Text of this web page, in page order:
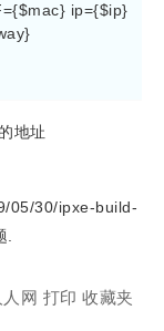
ip={$ip}
地址
05/30/ipxe-build-
人网 打印 收藏夹